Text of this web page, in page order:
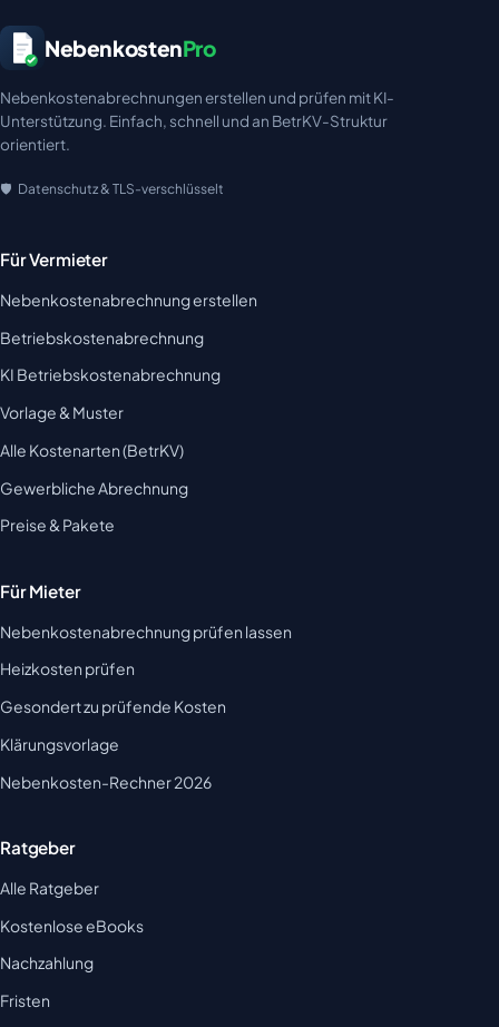
NebenkostenPro
Nebenkostenabrechnungen erstellen und prüfen mit KI-
Unterstützung. Einfach, schnell und an BetrKV-Struktur
orientiert.
Datenschutz & TLS-verschlüsselt
Für Vermieter
Nebenkostenabrechnung erstellen
Betriebskostenabrechnung
KI Betriebskostenabrechnung
Vorlage & Muster
Alle Kostenarten (BetrKV)
Gewerbliche Abrechnung
Preise & Pakete
Für Mieter
Nebenkostenabrechnung prüfen lassen
Heizkosten prüfen
Gesondert zu prüfende Kosten
Klärungsvorlage
Nebenkosten-Rechner 2026
Ratgeber
Alle Ratgeber
Kostenlose eBooks
Nachzahlung
Fristen